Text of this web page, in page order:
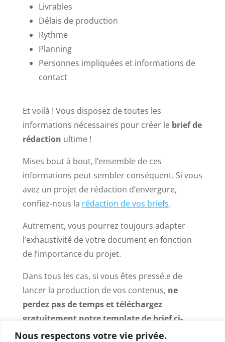
Nous respectons votre vie privée.
Livrables
Délais de production
Rythme
Planning
Personnes impliquées et informations de
contact
Et voilà ! Vous disposez de toutes les
informations nécessaires pour créer le brief de
rédaction ultime !
Mises bout à bout, l’ensemble de ces
informations peut sembler conséquent. Si vous
avez un projet de rédaction d’envergure,
confiez-nous la rédaction de vos briefs.
Autrement, vous pourrez toujours adapter
l’exhaustivité de votre document en fonction
de l’importance du projet.
Dans tous les cas, si vous êtes pressé.e de
lancer la production de vos contenus, ne
perdez pas de temps et téléchargez
gratuitement notre template de brief ci-
dessous.